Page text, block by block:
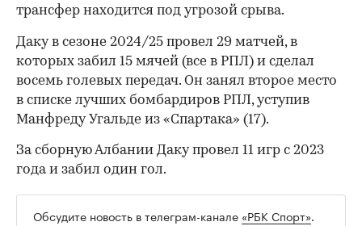
трансфер находится под угрозой срыва.
00:00 / 00:00
Даку в сезоне 2024/25 провел 29 матчей, в
которых забил 15 мячей (все в РПЛ) и сделал
восемь голевых передач. Он занял второе место
в списке лучших бомбардиров РПЛ, уступив
Манфреду Угальде из «Спартака» (17).
За сборную Албании Даку провел 11 игр с 2023
года и забил один гол.
Обсудите новость в телеграм-канале «РБК Спорт».